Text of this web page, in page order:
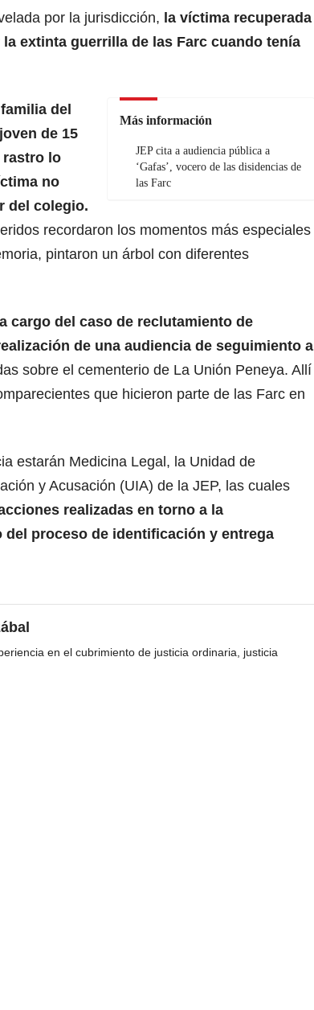
por la jurisdicción, la víctima recuperada
extinta guerrilla de las Farc cuando tenía
Más información
JEP cita a audiencia pública a
‘Gafas’, vocero de las disidencias de
las Farc
del
de 15
rastro lo
no
del colegio.
recordaron los momentos más especiales
pintaron un árbol con diferentes
cargo del caso de reclutamiento de
de una audiencia de seguimiento a
sobre el cementerio de La Unión Peneya. Allí
que hicieron parte de las Farc en
estarán Medicina Legal, la Unidad de
y Acusación (UIA) de la JEP, las cuales
realizadas en torno a la
proceso de identificación y entrega
en el cubrimiento de justicia ordinaria, justicia